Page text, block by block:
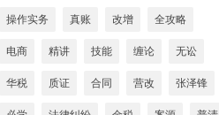
操作实务 真账 改增 全攻略
电商 精讲 技能 缠论 无讼
华税 质证 合同 营改 张泽锋